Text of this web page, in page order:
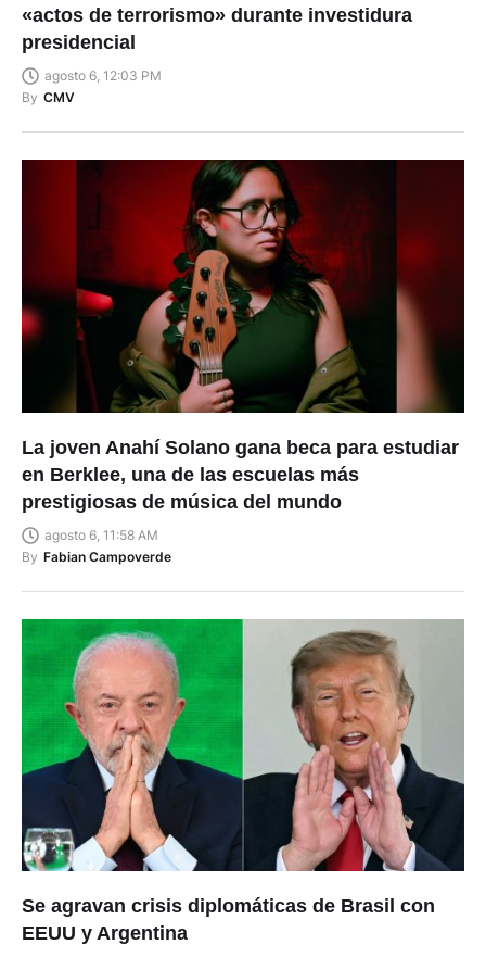
«actos de terrorismo» durante investidura
presidencial
agosto 6, 12:03 PM
By CMV
La joven Anahí Solano gana beca para estudiar
en Berklee, una de las escuelas más
prestigiosas de música del mundo
agosto 6, 11:58 AM
By Fabian Campoverde
Se agravan crisis diplomáticas de Brasil con
EEUU y Argentina